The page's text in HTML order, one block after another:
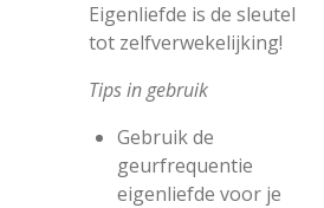
Eigenliefde is de sleutel
tot zelfverwekelijking!
Tips in gebruik
Gebruik de
geurfrequentie
eigenliefde voor je